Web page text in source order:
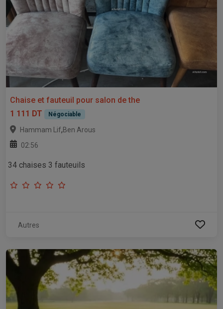
Chaise et fauteuil pour salon de the
1 111 DT
Négociable
Hammam Lif,Ben Arous
02:56
34 chaises 3 fauteuils
Autres